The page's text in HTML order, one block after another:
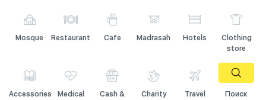
Mosque Restaurant Cafe Madrasah Hotels
Clothing
store
Accessories Medical
Cash &
Charity
Travel
Поиск